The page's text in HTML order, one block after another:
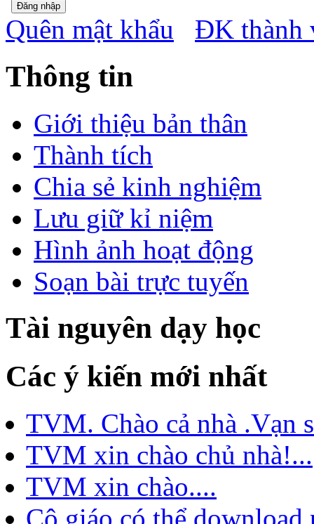
Quên mật khẩu ĐK thành
Thông tin
Giới thiệu bản thân
Thành tích
Chia sẻ kinh nghiệm
Lưu giữ kỉ niệm
Hình ảnh hoạt động
Soạn bài trực tuyến
Tài nguyên dạy học
Các ý kiến mới nhất
TVM. Chào cả nhà .Vạn
TVM xin chào chủ nhà!...
TVM xin chào....